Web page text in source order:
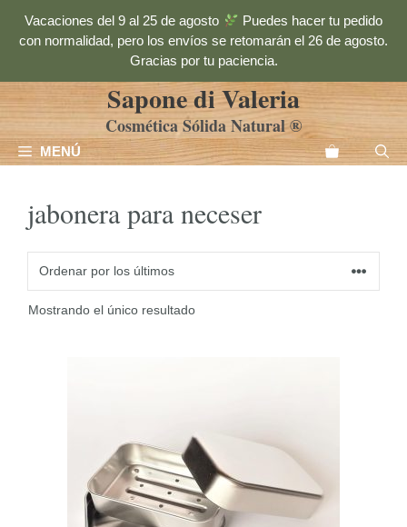
contenido
Vacaciones del 9 al 25 de agosto
Puedes hacer tu pedido
con normalidad, pero los envíos se retomarán el 26 de agosto.
Gracias por tu paciencia.
Sapone di Valeria
Cosmética Sólida Natural ®
MENÚ
jabonera para neceser
Mostrando el único resultado